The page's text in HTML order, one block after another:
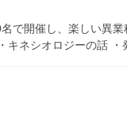
で開催し、楽しい異
キネシオロジーの話